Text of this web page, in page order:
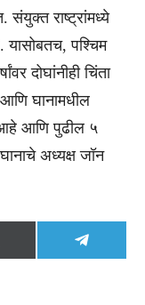
संयुक्त राष्ट्रांमध्ये
पश्चिम
दोघांनीही चिंता
घानामधील
आहे आणि पुढील ५
अध्यक्ष जॉन
Share
on